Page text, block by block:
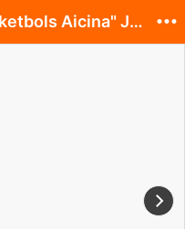
VEF_LJBL projekts "Basketbols Aicina" Jūrmalā